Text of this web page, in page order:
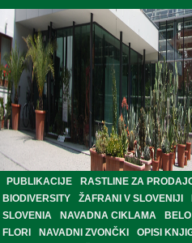
PUBLIKACIJE RASTLINE ZA
BIODIVERSITY
ŽAFRANI V SLOVENIJI
SLOVENIA
NAVADNA CIKLAMA
FLORI
NAVADNI ZVONČKI OPISI